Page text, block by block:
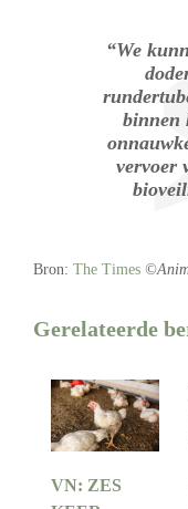
“We
binnen
vervoer
Bron: The Times
Gerelateerde
VN: ZES